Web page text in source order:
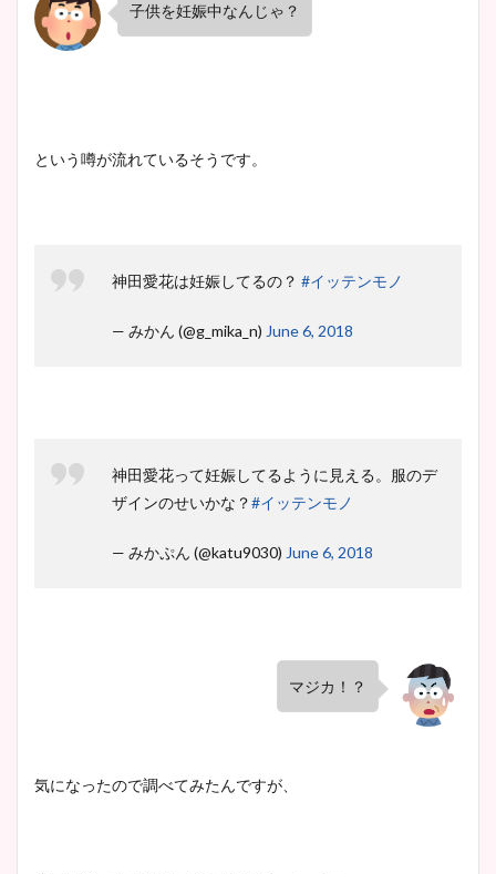
子供を妊娠中なんじゃ？
という噂が流れているそうです。
神田愛花は妊娠してるの？ #イッテンモノ
— みかん (@g_mika_n) June 6, 2018
神田愛花って妊娠してるように見える。服のデ
ザインのせいかな？#イッテンモノ
— みかぷん (@katu9030) June 6, 2018
マジカ！？
気になったので調べてみたんですが、